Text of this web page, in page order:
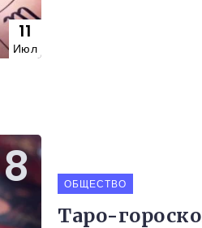
11
Июл
ОБЩЕСТВО
Таро-